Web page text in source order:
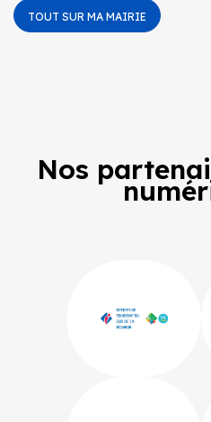
TOUT SUR MA MAIRIE
Nos